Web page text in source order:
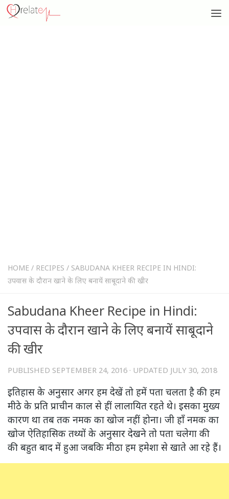
HOME / RECIPES / SABUDANA KHEER RECIPE IN HINDI:
उपवास के दौरान खाने के लिए बनायें साबूदाने की खीर
Sabudana Kheer Recipe in Hindi:
उपवास के दौरान खाने के लिए बनायें साबूदाने
की खीर
PUBLISHED SEPTEMBER 24, 2016 · UPDATED JULY 30, 2018
इतिहास के अनुसार अगर हम देखें तो हमें पता चलता है की हम
मीठे के प्रति प्राचीन काल से हीं लालायित रहते थे। इसका मुख्य
कारण था तब तक नमक का खोज नहीं होना। जी हाँ नमक का
खोज ऐतिहासिक तथ्यों के अनुसार देखने तो पता चलेगा की
की बहुत बाद में हुआ जबकि मीठा हम हमेशा से खाते आ रहे हैं।